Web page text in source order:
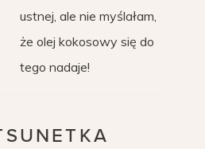
ustnej, ale nie myślałam,
że olej kokosowy się do
tego nadaje!